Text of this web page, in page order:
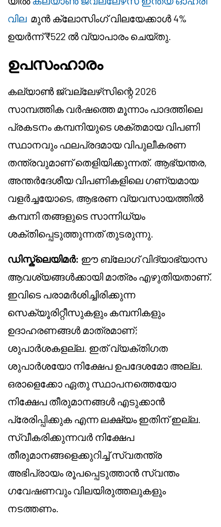
വിലമുൻ ക്ലോസിംഗ് വിലയേക്കാൾ 4%
ഉയർന്ന് ₹522 ൽ വ്യാപാരം ചെയ്തു.
ഉപസംഹാരം
കല്യാൺ ജ്വല്ലേഴ്‌സിന്റെ 2026
സാമ്പത്തിക വർഷത്തെ മൂന്നാം പാദത്തിലെ
പ്രകടനം കമ്പനിയുടെ ശക്തമായ വിപണി
സ്ഥാനവും ഫലപ്രദമായ വിപുലീകരണ
തന്ത്രവുമാണ് തെളിയിക്കുന്നത്. ആഭ്യന്തര,
അന്തർദേശീയ വിപണികളിലെ ഗണ്യമായ
വളർച്ചയോടെ, ആഭരണ വ്യവസായത്തിൽ
കമ്പനി തങ്ങളുടെ സാന്നിധ്യം
ശക്തിപ്പെടുത്തുന്നത് തുടരുന്നു.
ഡിസ്ക്ലെയിമർ: ഈ ബ്ലോഗ് വിദ്യാഭ്യാസ
ആവശ്യങ്ങൾക്കായി മാത്രം എഴുതിയതാണ്.
ഇവിടെ പരാമർശിച്ചിരിക്കുന്ന
സെക്യൂരിറ്റീസുകളും കമ്പനികളും
ഉദാഹരണങ്ങൾ മാത്രമാണ്;
ശുപാർശകളല്ല. ഇത് വ്യക്തിഗത
ശുപാർശയോ നിക്ഷേപ ഉപദേശമോ അല്ല.
ഒരാളെക്കോ ഏതു സ്ഥാപനത്തെയോ
നിക്ഷേപ തീരുമാനങ്ങൾ എടുക്കാൻ
പ്രേരിപ്പിക്കുക എന്ന ലക്ഷ്യം ഇതിന് ഇല്ല.
സ്വീകരിക്കുന്നവർ നിക്ഷേപ
തീരുമാനങ്ങളെക്കുറിച്ച് സ്വതന്ത്ര
അഭിപ്രായം രൂപപ്പെടുത്താൻ സ്വന്തം
ഗവേഷണവും വിലയിരുത്തലുകളും
നടത്തണം.